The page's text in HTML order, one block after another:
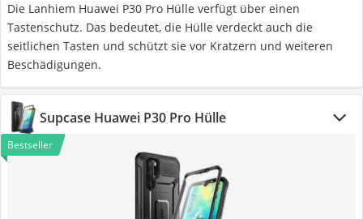
Die Lanhiem Huawei P30 Pro Hülle verfügt über einen
Tastenschutz. Das bedeutet, die Hülle verdeckt auch die
seitlichen Tasten und schützt sie vor Kratzern und weiteren
Beschädigungen.
Supcase Huawei P30 Pro Hülle
Bestseller